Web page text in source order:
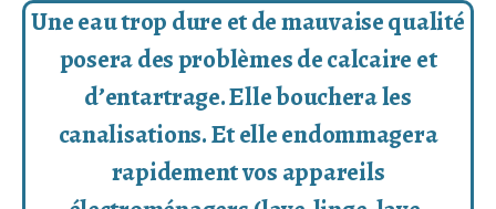
Une eau trop dure et de mauvaise qualité
posera des problèmes de calcaire et
d’entartrage. Elle bouchera les
canalisations. Et elle endommagera
rapidement vos appareils